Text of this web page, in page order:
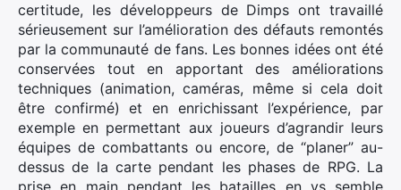
certitude, les développeurs de Dimps ont travaillé
sérieusement sur l’amélioration des défauts remontés
par la communauté de fans. Les bonnes idées ont été
conservées tout en apportant des améliorations
techniques (animation, caméras, même si cela doit
être confirmé) et en enrichissant l’expérience, par
exemple en permettant aux joueurs d’agrandir leurs
équipes de combattants ou encore, de “planer” au-
dessus de la carte pendant les phases de RPG. La
prise en main pendant les batailles en vs semble